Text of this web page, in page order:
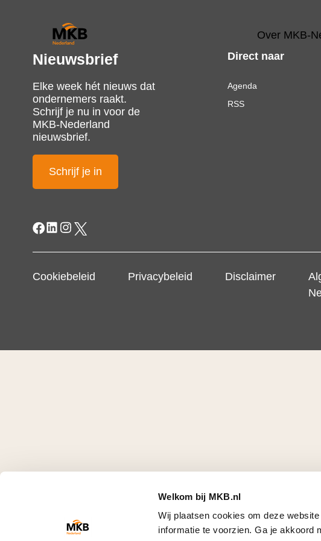
Welkom bij MKB.nl
Wij plaatsen cookies om deze
informatie te voorzien. Ga je akkoord
Over MKB-
Nieuwsbrief
Elke week hét nieuws dat
ondernemers raakt.
Schrijf je nu in voor de
MKB-Nederland
nieuwsbrief.
Schrijf je in
Direct naar
Agenda
RSS
Cookiebeleid Privacybeleid Disclaimer